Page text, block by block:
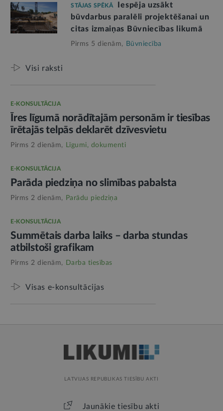
STĀJAS SPĒKĀ
Iespēja uzsākt
būvdarbus paralēli projektēšanai un
citas izmaiņas Būvniecības likumā
Pirms 5 dienām, Būvniecība
Visi raksti
E-KONSULTĀCIJA
Īres līgumā norādītajām personām ir tiesības
īrētajās telpās deklarēt dzīvesvietu
Pirms 2 dienām, Līgumi, dokumenti
E-KONSULTĀCIJA
Parāda piedziņa no slimības pabalsta
Pirms 2 dienām, Parādu piedziņa
E-KONSULTĀCIJA
Summētais darba laiks – darba stundas
atbilstoši grafikam
Pirms 2 dienām, Darba tiesības
Visas e-konsultācijas
LATVIJAS REPUBLIKAS TIESĪBU AKTI
Jaunākie tiesību akti